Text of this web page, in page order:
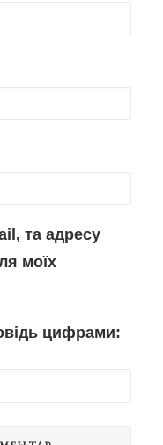
та адресу
моїх
цифрами: